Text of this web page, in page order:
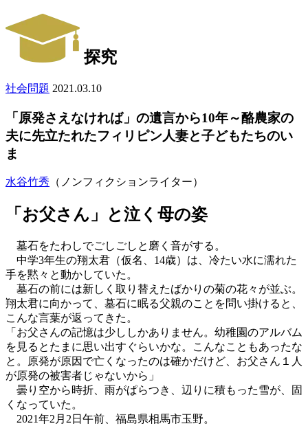
探究
社会問題 2021.03.10
「原発さえなければ」の遺言から10年～酪農家の
夫に先立たれたフィリピン人妻と子どもたちのい
ま
水谷竹秀 （ノンフィクションライター）
「お父さん」と泣く母の姿
墓石をたわしでごしごしと磨く音がする。
中学3年生の翔太君（仮名、14歳）は、冷たい水に濡れた
手を黙々と動かしていた。
墓石の前には新しく取り替えたばかりの菊の花々が並ぶ。
翔太君に向かって、墓石に眠る父親のことを問い掛けると、
こんな言葉が返ってきた。
「お父さんの記憶は少ししかありません。幼稚園のアルバム
を見るとたまに思い出すぐらいかな。こんなこともあったな
と。原発が原因で亡くなったのは確かだけど、お父さん１人
が原発の被害者じゃないから」
曇り空から時折、雨がぱらつき、辺りに積もった雪が、固
くなっていた。
2021年2月2日午前、福島県相馬市玉野。